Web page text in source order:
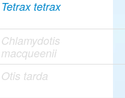
Tetrax tetrax
Chlamydotis
macqueenii
Otis tarda